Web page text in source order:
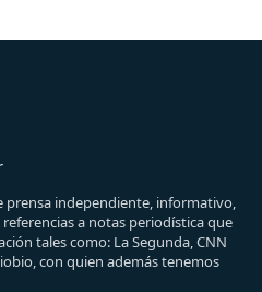
prensa independiente, informativo,
a notas periodística que
tales como: La Segunda, CNN
con quien además tenemos